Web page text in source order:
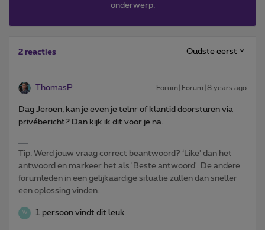
onderwerp.
2 reacties Oudste eerst
ThomasP Forum|Forum|8 years ago
Dag Jeroen, kan je even je telnr of klantid doorsturen via
privébericht? Dan kijk ik dit voor je na.
Tip: Werd jouw vraag correct beantwoord? ‘Like’ dan het
antwoord en markeer het als 'Beste antwoord'. De andere
forumleden in een gelijkaardige situatie zullen dan sneller
een oplossing vinden.
W 1 persoon vindt dit leuk